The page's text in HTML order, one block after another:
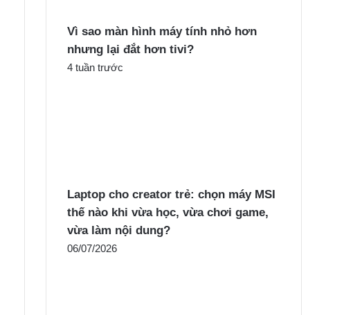
Vì sao màn hình máy tính nhỏ hơn
nhưng lại đắt hơn tivi?
4 tuần trước
Laptop cho creator trẻ: chọn máy MSI
thế nào khi vừa học, vừa chơi game,
vừa làm nội dung?
06/07/2026